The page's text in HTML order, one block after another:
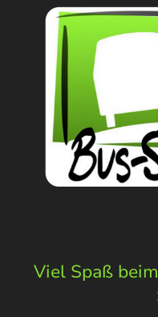
Viel Spaß